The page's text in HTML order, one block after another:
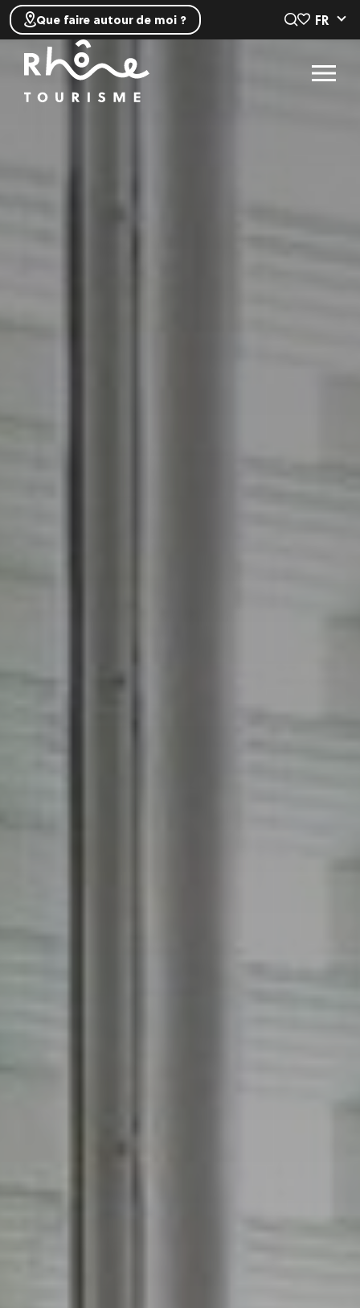
Que faire autour de moi ? FR